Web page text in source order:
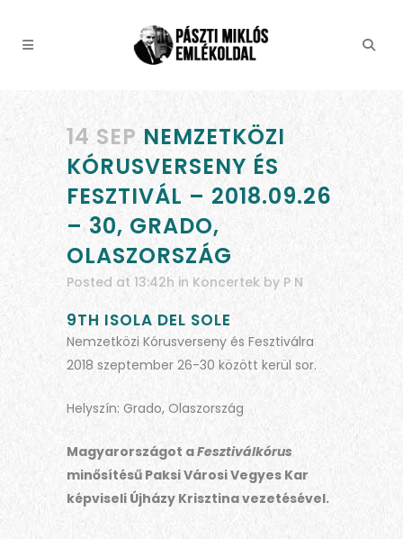
14 SEP NEMZETKÖZI
KÓRUSVERSENY ÉS
FESZTIVÁL – 2018.09.26
– 30, GRADO,
OLASZORSZÁG
Posted at 13:42h in Koncertek by P N
9TH ISOLA DEL SOLE
Nemzetközi Kórusverseny és Fesztiválra
2018 szeptember 26-30 között kerül sor.
Helyszín: Grado, Olaszország
Magyarországot aFesztiválkórus
minősítésű Paksi Városi Vegyes Kar
képviseli Újházy Krisztina vezetésével.